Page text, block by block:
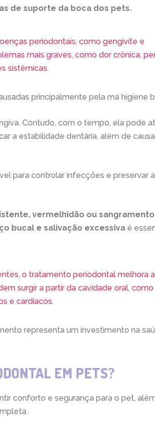
de suporte da boca dos pets.
periodontais, como gengivite e
mais graves, como dor crônica,
sistêmicas.
principalmente pela má higiene
Contudo, com o tempo, ela pode
a estabilidade dentária, além de
para controlar infecções e preservar a
vermelhidão ou sangramento
bucal e salivação excessiva é
o tratamento periodontal melhora a
surgir a partir da cavidade oral, como
e cardíacos.
representa um investimento na
EM PETS?
conforto e segurança para o pet,